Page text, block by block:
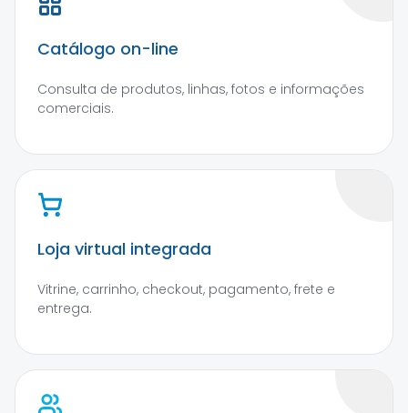
Catálogo on-line
Consulta de produtos, linhas, fotos e informações
comerciais.
Loja virtual integrada
Vitrine, carrinho, checkout, pagamento, frete e
entrega.